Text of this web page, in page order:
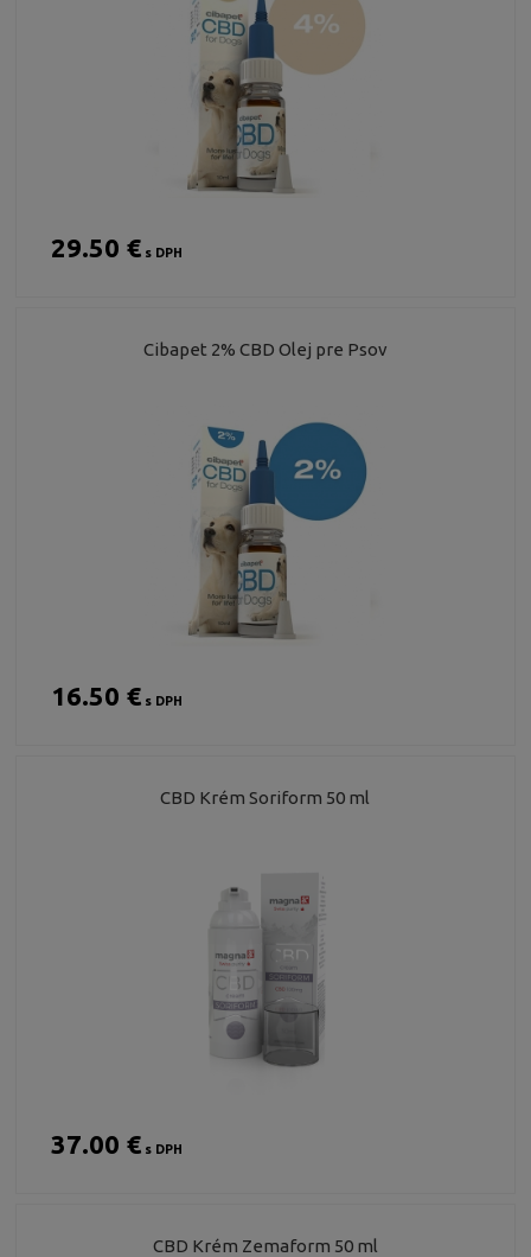
29.50 €s DPH
Cibapet 2% CBD Olej pre Psov
16.50 €s DPH
CBD Krém Soriform 50 ml
37.00 €s DPH
CBD Krém Zemaform 50 ml